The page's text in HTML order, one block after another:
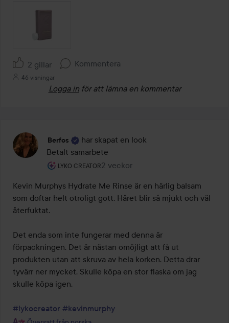
2 gillar Kommentera
46 visningar
Logga in för att lämna en kommentar
Berfos
har skapat en look
Betalt samarbete
LYKO CREATOR
Användarens roll: Lyko Creator.
2 veckor
Inlägget skapades 2 veckor
Kevin Murphys Hydrate Me Rinse är en härlig balsam
som doftar helt otroligt gott. Håret blir så mjukt och väl
återfuktat.
Det enda som inte fungerar med denna är
förpackningen. Det är nästan omöjligt att få ut
produkten utan att skruva av hela korken. Detta drar
tyvärr ner mycket. Skulle köpa en stor flaska om jag
skulle köpa igen.
#lykocreator #kevinmurphy